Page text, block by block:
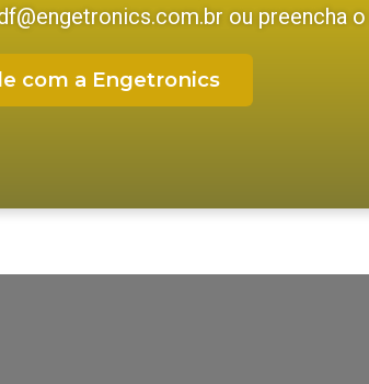
ou preencha
com a Engetronics